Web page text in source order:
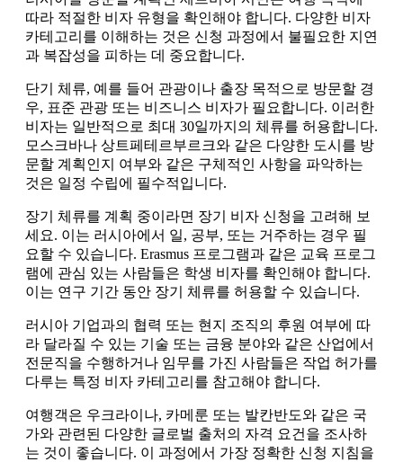
따라 적절한 비자 유형을 확인해야 합니다. 다양한 비자
카테고리를 이해하는 것은 신청 과정에서 불필요한 지연
과 복잡성을 피하는 데 중요합니다.
단기 체류, 예를 들어 관광이나 출장 목적으로 방문할 경
우, 표준 관광 또는 비즈니스 비자가 필요합니다. 이러한
비자는 일반적으로 최대 30일까지의 체류를 허용합니다.
모스크바나 상트페테르부르크와 같은 다양한 도시를 방
문할 계획인지 여부와 같은 구체적인 사항을 파악하는
것은 일정 수립에 필수적입니다.
장기 체류를 계획 중이라면 장기 비자 신청을 고려해 보
세요. 이는 러시아에서 일, 공부, 또는 거주하는 경우 필
요할 수 있습니다. Erasmus 프로그램과 같은 교육 프로그
램에 관심 있는 사람들은 학생 비자를 확인해야 합니다.
이는 연구 기간 동안 장기 체류를 허용할 수 있습니다.
러시아 기업과의 협력 또는 현지 조직의 후원 여부에 따
라 달라질 수 있는 기술 또는 금융 분야와 같은 산업에서
전문직을 수행하거나 임무를 가진 사람들은 작업 허가를
다루는 특정 비자 카테고리를 참고해야 합니다.
여행객은 우크라이나, 카메룬 또는 발칸반도와 같은 국
가와 관련된 다양한 글로벌 출처의 자격 요건을 조사하
는 것이 좋습니다. 이 과정에서 가장 정확한 신청 지침을